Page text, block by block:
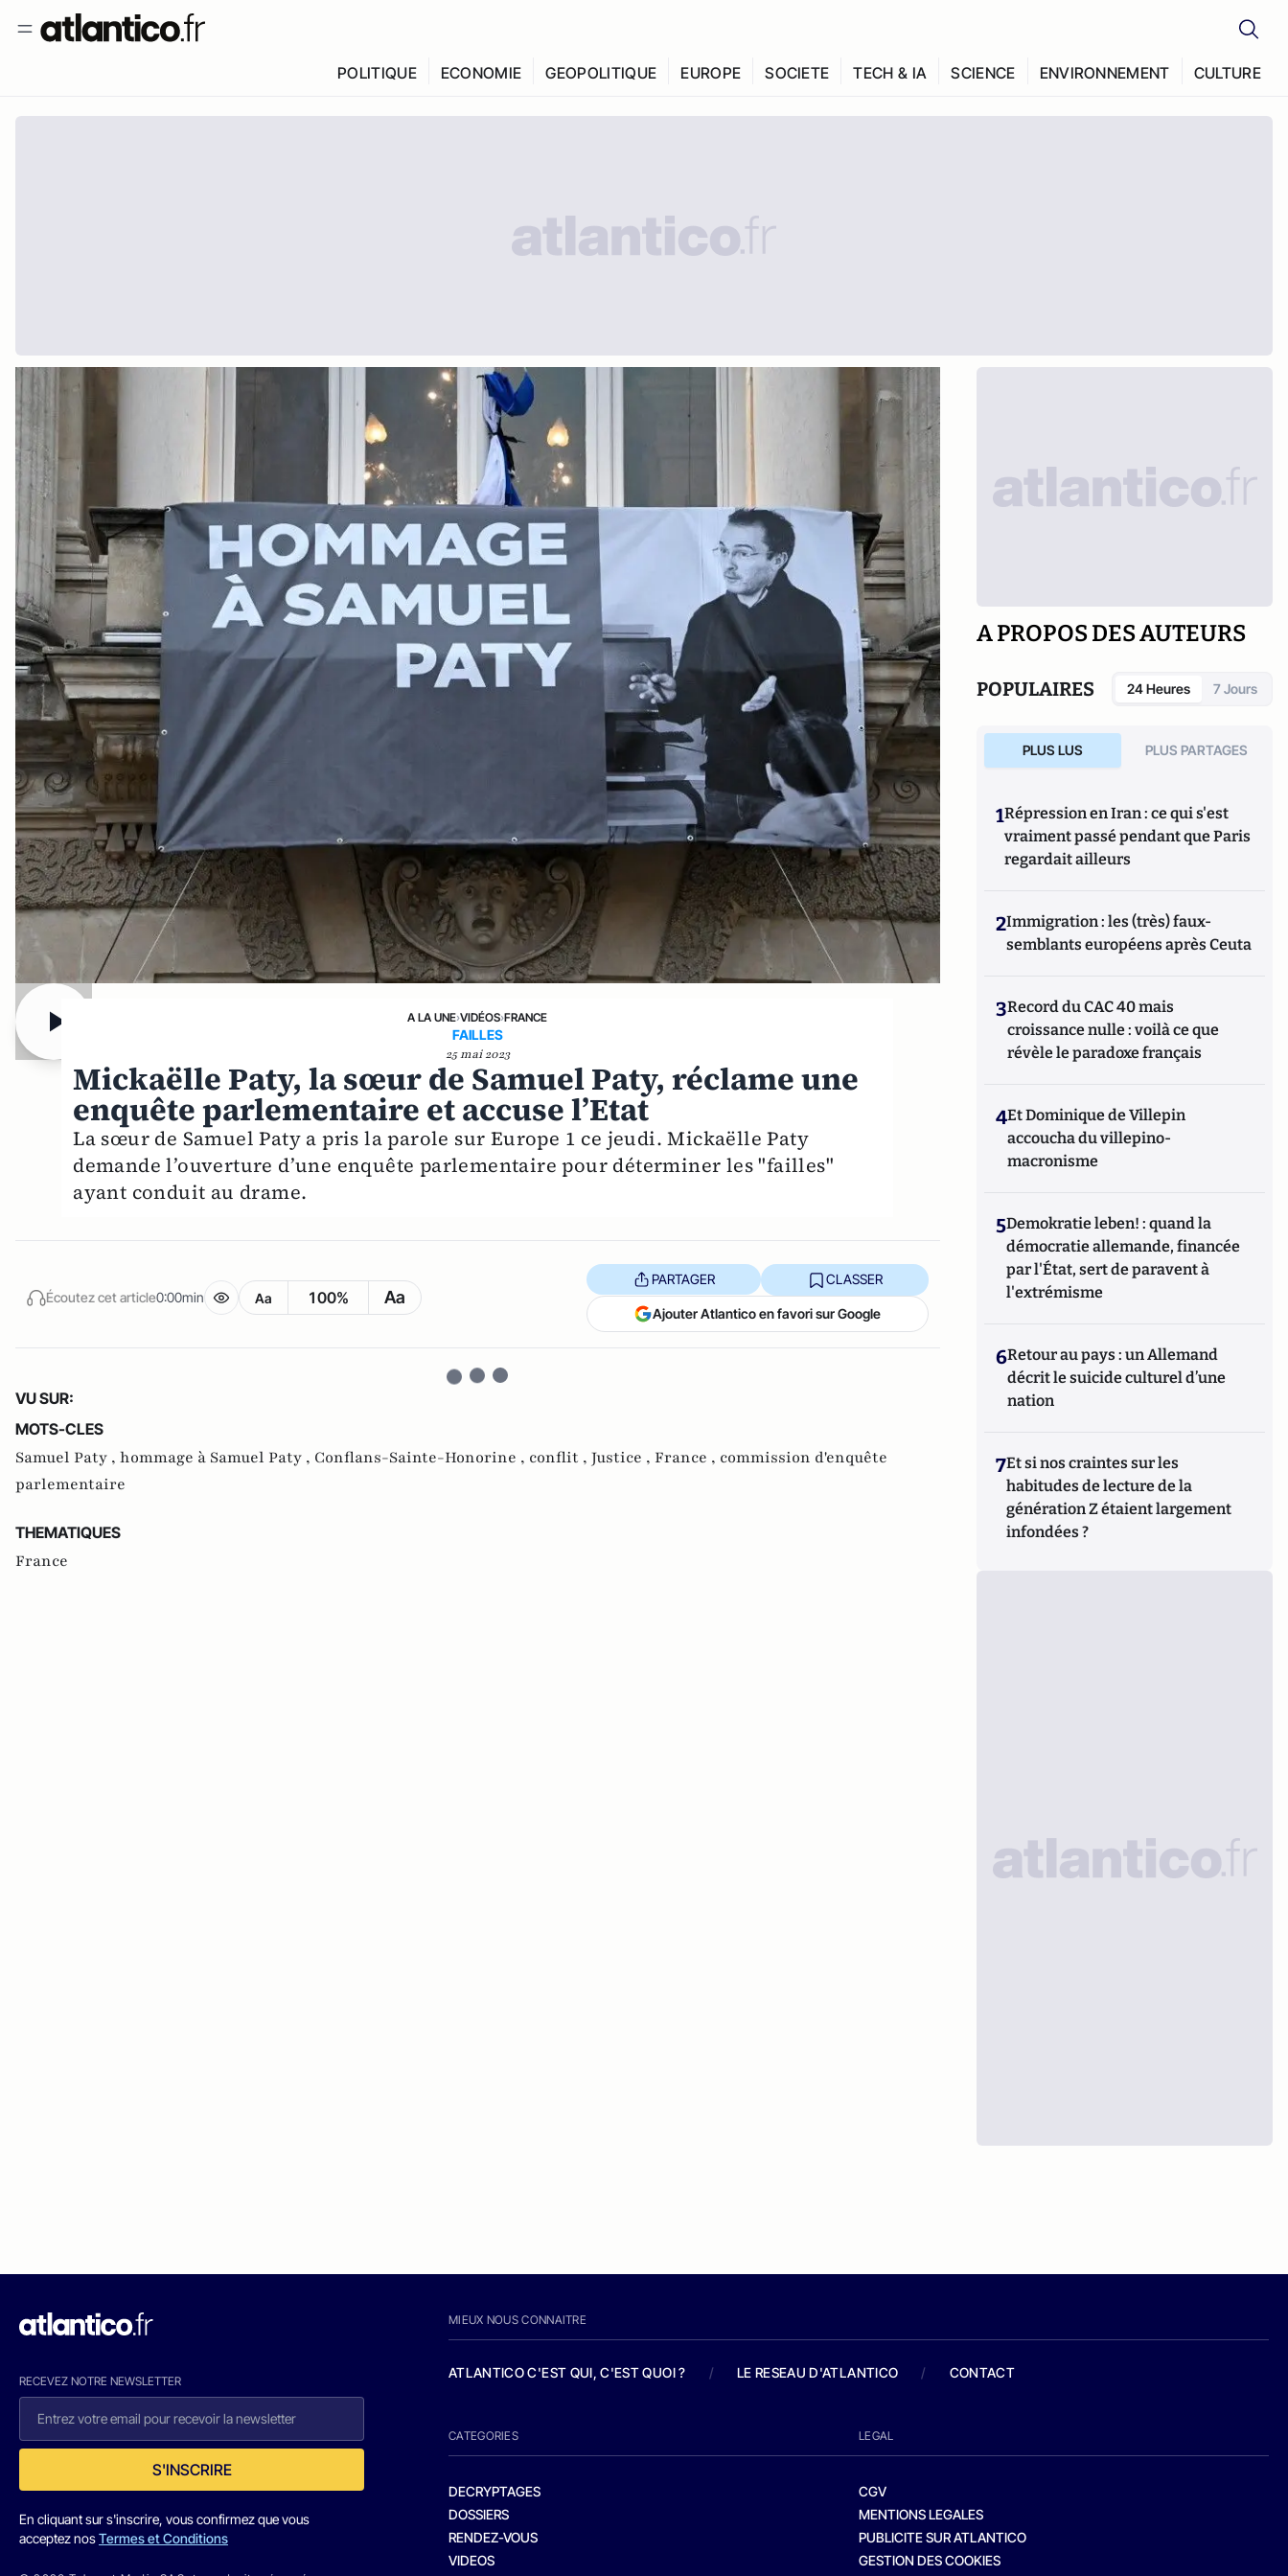
POLITIQUE ECONOMIE GEOPOLITIQUE EUROPE SOCIETE TECH & IA SCIENCE ENVIRONNEMENT CULTURE
A LA UNE›VIDÉOS›FRANCE
FAILLES
25 mai 2023
Mickaëlle Paty, la sœur de Samuel Paty, réclame une
enquête parlementaire et accuse l’Etat
La sœur de Samuel Paty a pris la parole sur Europe 1 ce jeudi. Mickaëlle Paty
demande l’ouverture d’une enquête parlementaire pour déterminer les "failles"
ayant conduit au drame.
Écoutez cet article0:00min Aa 100% Aa
PARTAGER CLASSER
Ajouter Atlantico en favori sur Google
VU SUR:
MOTS-CLES
Samuel Paty , hommage à Samuel Paty , Conflans-Sainte-Honorine , conflit , Justice , France , commission d'enquête
parlementaire
THEMATIQUES
France
A PROPOS DES AUTEURS
POPULAIRES 24 Heures 7 Jours
PLUS LUS PLUS PARTAGES
1Répression en Iran : ce qui s'est
vraiment passé pendant que Paris
regardait ailleurs
2Immigration : les (très) faux-
semblants européens après Ceuta
3Record du CAC 40 mais
croissance nulle : voilà ce que
révèle le paradoxe français
4Et Dominique de Villepin
accoucha du villepino-
macronisme
5Demokratie leben! : quand la
démocratie allemande, financée
par l'État, sert de paravent à
l'extrémisme
6Retour au pays : un Allemand
décrit le suicide culturel d’une
nation
7Et si nos craintes sur les
habitudes de lecture de la
génération Z étaient largement
infondées ?
RECEVEZ NOTRE NEWSLETTER
S'INSCRIRE
En cliquant sur s'inscrire, vous confirmez que vous
acceptez nosTermes et Conditions
MIEUX NOUS CONNAITRE
ATLANTICO C'EST QUI, C'EST QUOI ? / LE RESEAU D'ATLANTICO / CONTACT
CATEGORIES
DECRYPTAGES
DOSSIERS
RENDEZ-VOUS
VIDEOS
LEGAL
CGV
MENTIONS LEGALES
PUBLICITE SUR ATLANTICO
GESTION DES COOKIES